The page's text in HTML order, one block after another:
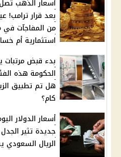
أسعار الذهب
من المفاجآت في
استثمارية أم
هل تم تطبيق
كام؟
جديدة تثير
الريال